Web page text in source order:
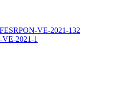
VE-2021-132
VE-2021-1